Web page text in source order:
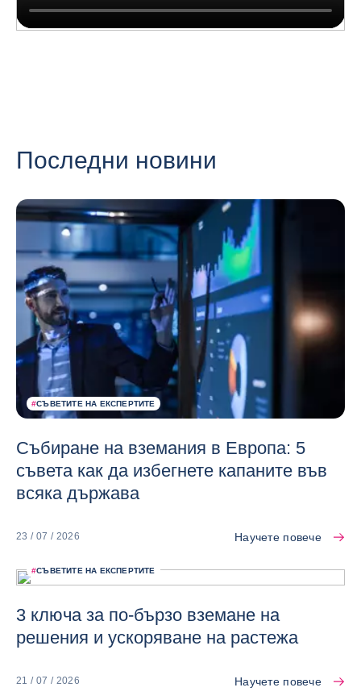
Последни новини
#СЪВЕТИТЕ НА ЕКСПЕРТИТЕ
Събиране на вземания в Европа: 5
съвета как да избегнете капаните във
всяка държава
23 / 07 / 2026 Научете повече
#СЪВЕТИТЕ НА ЕКСПЕРТИТЕ
3 ключа за по-бързо вземане на
решения и ускоряване на растежа
21 / 07 / 2026 Научете повече